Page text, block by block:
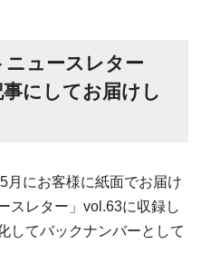
ュースレター
にしてお届けし
にお客様に紙面でお届け
スレター」vol.63に収録し
してバックナンバーとして